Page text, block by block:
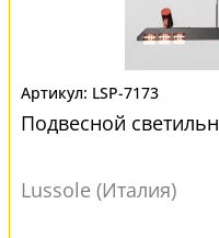
LSP-7173
Подвесной
Lussole (Италия)